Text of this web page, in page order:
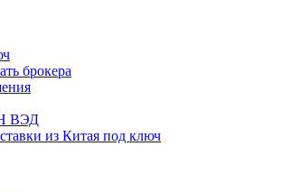
брокера
ВЭД
из Китая под ключ